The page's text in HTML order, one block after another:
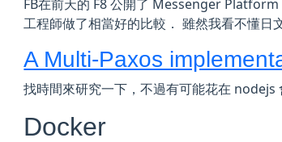
FB在前天的 F8 公開了 Messenger
工程師做了相當好的比較． 雖然我看不懂日
A Multi-Paxos
找時間來研究一下，不過有可能花在 nodejs
Docker